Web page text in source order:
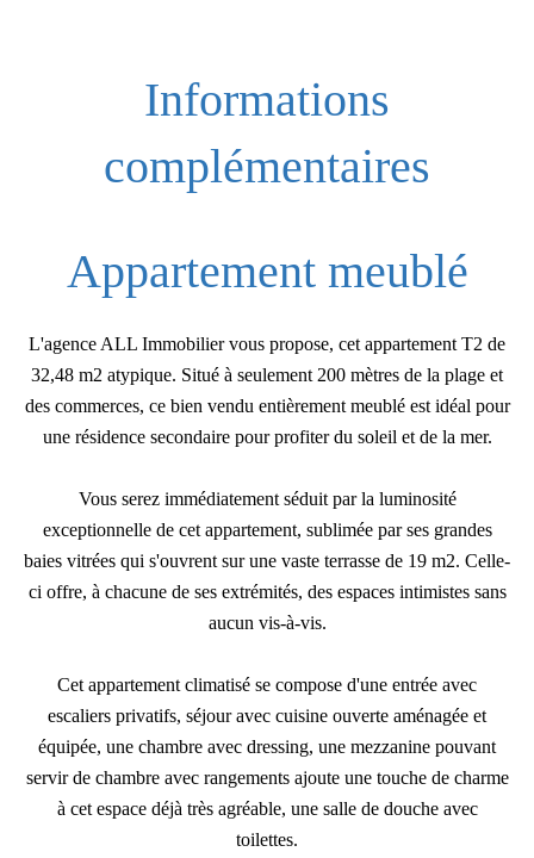
Informations
complémentaires
Appartement meublé
L'agence ALL Immobilier vous propose, cet appartement T2 de
32,48 m2 atypique. Situé à seulement 200 mètres de la plage et
des commerces, ce bien vendu entièrement meublé est idéal pour
une résidence secondaire pour profiter du soleil et de la mer.
Vous serez immédiatement séduit par la luminosité
exceptionnelle de cet appartement, sublimée par ses grandes
baies vitrées qui s'ouvrent sur une vaste terrasse de 19 m2. Celle-
ci offre, à chacune de ses extrémités, des espaces intimistes sans
aucun vis-à-vis.
Cet appartement climatisé se compose d'une entrée avec
escaliers privatifs, séjour avec cuisine ouverte aménagée et
équipée, une chambre avec dressing, une mezzanine pouvant
servir de chambre avec rangements ajoute une touche de charme
à cet espace déjà très agréable, une salle de douche avec
toilettes.